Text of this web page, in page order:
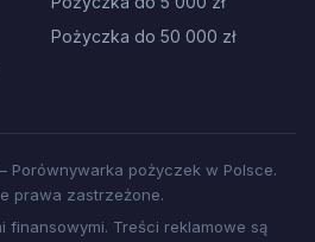
Pożyczka do 50 000 zł
Porównywarka pożyczek w Polsce.
prawa zastrzeżone.
finansowymi. Treści reklamowe są